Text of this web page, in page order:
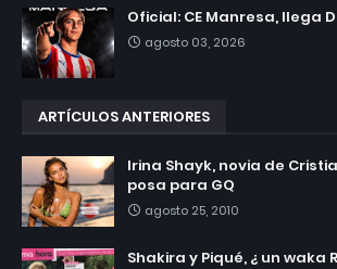
Oficial: CE Manresa, llega
agosto 03, 2026
ARTÍCULOS ANTERIORES
Irina Shayk, novia de
posa para GQ
agosto 25, 2010
Shakira y Piqué, ¿ un waka